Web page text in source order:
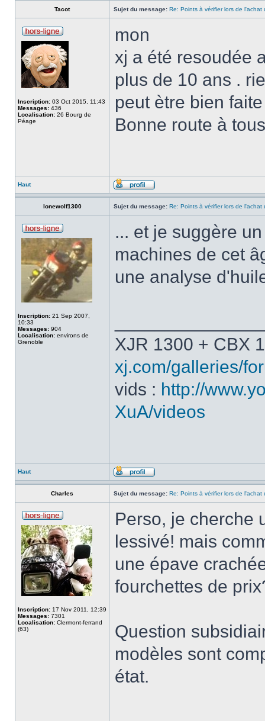
Tacot Sujet du message: Re: Points à vérifier lors de l'achat
Inscription: 03 Oct 2015, 11:43
Messages: 436
Localisation: 26 Bourg de
Péage
mon
xj a été resoudée
plus de 10 ans .
peut ètre bien
Bonne route à tous
Haut
lonewolf1300 Sujet du message: Re: Points à vérifier lors de l'achat
Inscription: 21 Sep 2007,
10:33
Messages: 904
Localisation: environs de
Grenoble
... et je suggère
machines de cet
une analyse
XJR 1300 + CBX
xj.com/galleries/
vids : http://
XuA/videos
Haut
Charles Sujet du message: Re: Points à vérifier lors de l'achat
Inscription: 17 Nov 2011, 12:39
Messages: 7301
Localisation: Clermont-ferrand
(63)
Perso, je cherche
lessivé! mais
une épave
fourchettes de
Question
modèles sont
état.